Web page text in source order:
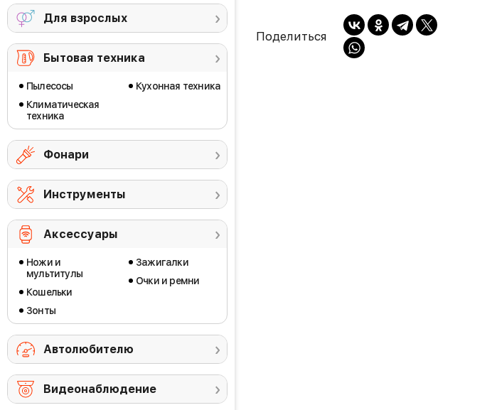
Для взрослых
Бытовая техника
Пылесосы
Климатическая
техника
Кухонная техника
Фонари
Инструменты
Аксессуары
Ножи и
мультитулы
Кошельки
Зонты
Зажигалки
Очки и ремни
Автолюбителю
Видеонаблюдение
Поделиться